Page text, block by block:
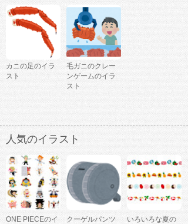
カニの足のイラ
スト
毛ガニのクレー
ンゲームのイラ
スト
人気のイラスト
ONE PIECEのイ
クーゲルパンツ
いろいろな夏の